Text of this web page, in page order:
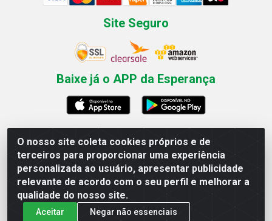
O nosso site coleta cookies próprios e de
terceiros para proporcionar uma experiência
personalizada ao usuário, apresentar publicidade
relevante de acordo com o seu perfil e melhorar a
qualidade do nosso site.
Aceitar Negar não essenciais
Site Seguro
Baixe já o APP da Esperança
Esperança Nordeste - Rua Professor Caldas Filho, 291 -
Estância - Recife / PE CEP: 50771-335 - CNPJ
03.666.136/0001-23